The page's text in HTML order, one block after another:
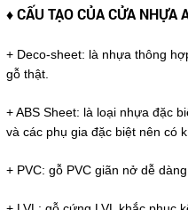
♦CẤU TẠO CỦA CỬA NHỰA
+ Deco-sheet: là nhựa thông
gỗ thật.
+ ABS Sheet: là loại nhựa đặc
và các phụ gia đặc biệt nên có
+ PVC: gỗ PVC giãn nở dễ